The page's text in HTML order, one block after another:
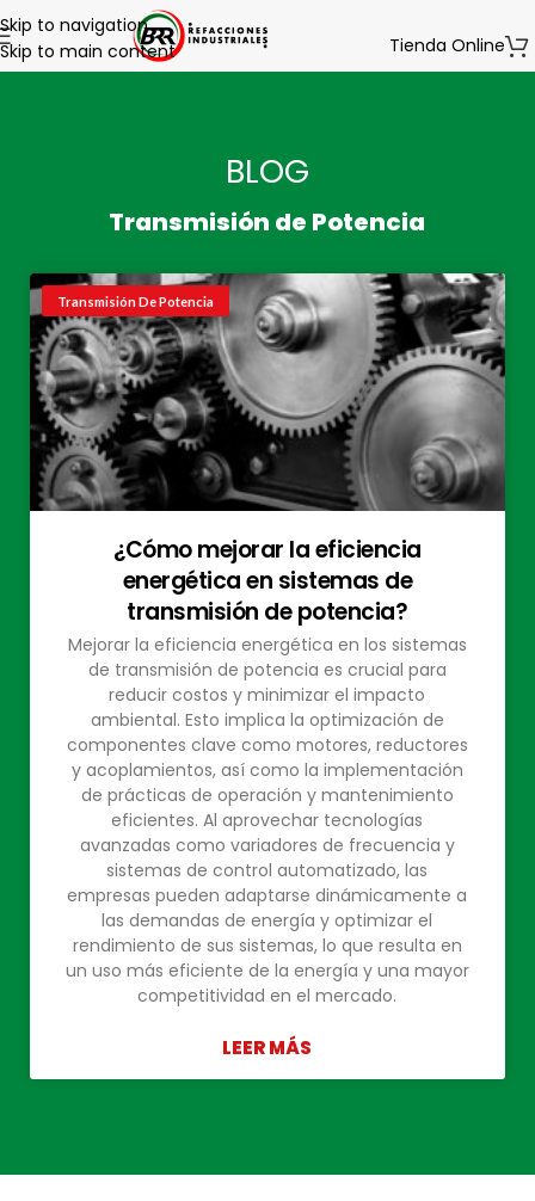
Skip to navigation
Skip to main content
Tienda Online
BLOG
Transmisión de Potencia
Transmisión De Potencia
¿Cómo mejorar la eficiencia
energética en sistemas de
transmisión de potencia?
Mejorar la eficiencia energética en los sistemas
de transmisión de potencia es crucial para
reducir costos y minimizar el impacto
ambiental. Esto implica la optimización de
componentes clave como motores, reductores
y acoplamientos, así como la implementación
de prácticas de operación y mantenimiento
eficientes. Al aprovechar tecnologías
avanzadas como variadores de frecuencia y
sistemas de control automatizado, las
empresas pueden adaptarse dinámicamente a
las demandas de energía y optimizar el
rendimiento de sus sistemas, lo que resulta en
un uso más eficiente de la energía y una mayor
competitividad en el mercado.
LEER MÁS